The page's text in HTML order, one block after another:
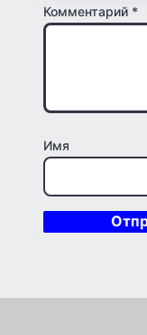
Комментарий *
Имя